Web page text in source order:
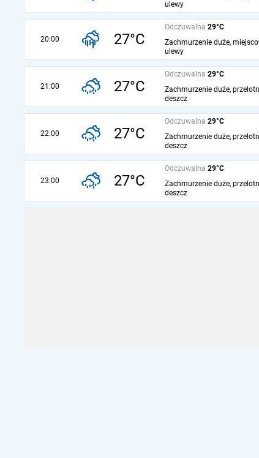
ulewy
20:00 27°C
Odczuwalna 29°C
Zachmurzenie duże,
ulewy
21:00 27°C
Odczuwalna 29°C
Zachmurzenie duże,
deszcz
22:00 27°C
Odczuwalna 29°C
Zachmurzenie duże,
deszcz
23:00 27°C
Odczuwalna 29°C
Zachmurzenie duże,
deszcz